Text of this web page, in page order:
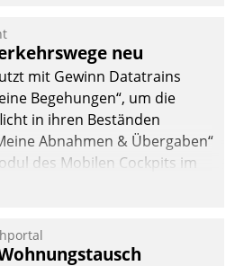
neu
mit Gewinn Datatrains
Begehungen“, um die
in ihren Beständen
Abnahmen & Übergaben“
des Mobilen Cockpits im